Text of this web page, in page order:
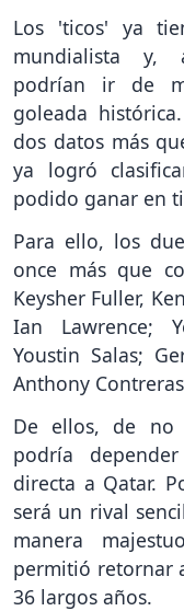
Los 'ticos' ya
mundialista y,
podrían ir de
goleada
dos datos más
ya logró
podido ganar en
Para ello, los
once más que
Keysher Fuller,
Ian Lawrence;
Youstin Salas;
Anthony
De ellos, de no
podría
directa a Qatar.
será un rival
manera
permitió retornar
36 largos años.